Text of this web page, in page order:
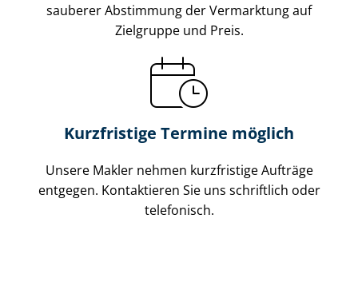
sauberer Abstimmung der Vermarktung auf
Zielgruppe und Preis.
Kurzfristige Termine möglich
Unsere Makler nehmen kurzfristige Aufträge
entgegen. Kontaktieren Sie uns schriftlich oder
telefonisch.